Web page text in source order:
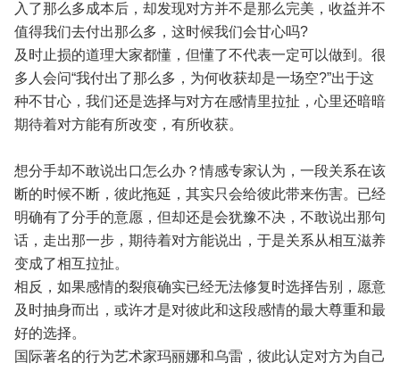
入了那么多成本后，却发现对方并不是那么完美，收益并不
值得我们去付出那么多，这时候我们会甘心吗?
及时止损的道理大家都懂，但懂了不代表一定可以做到。很
多人会问“我付出了那么多，为何收获却是一场空?”出于这
种不甘心，我们还是选择与对方在感情里拉扯，心里还暗暗
期待着对方能有所改变，有所收获。
想分手却不敢说出口怎么办？情感专家认为，一段关系在该
断的时候不断，彼此拖延，其实只会给彼此带来伤害。已经
明确有了分手的意愿，但却还是会犹豫不决，不敢说出那句
话，走出那一步，期待着对方能说出，于是关系从相互滋养
变成了相互拉扯。
相反，如果感情的裂痕确实已经无法修复时选择告别，愿意
及时抽身而出，或许才是对彼此和这段感情的最大尊重和最
好的选择。
国际著名的行为艺术家玛丽娜和乌雷，彼此认定对方为自己